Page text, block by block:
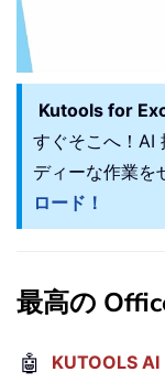
Kutools for
すぐそこへ！AI
ディーな作業を
ロード！
最高の
🤖 KUTOOLS AI